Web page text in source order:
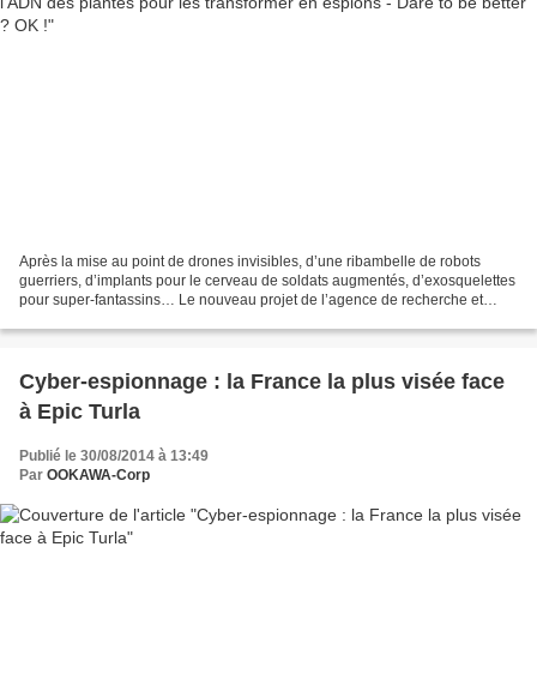
Après la mise au point de drones invisibles, d’une ribambelle de robots
guerriers, d’implants pour le cerveau de soldats augmentés, d’exosquelettes
pour super-fantassins… Le nouveau projet de l’agence de recherche et
Cyber-espionnage : la France la plus visée face
à Epic Turla
Publié le 30/08/2014 à 13:49
Par OOKAWA-Corp